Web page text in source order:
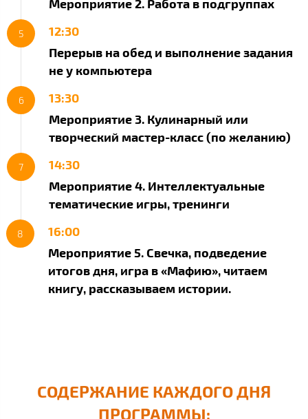
Мероприятие 2. Работа в подгруппах
12:30
Перерыв на обед и выполнение задания
не у компьютера
13:30
Мероприятие 3. Кулинарный или
творческий мастер-класс (по желанию)
14:30
Мероприятие 4. Интеллектуальные
тематические игры, тренинги
16:00
Мероприятие 5. Свечка, подведение
итогов дня, игра в «Мафию», читаем
книгу, рассказываем истории.
СОДЕРЖАНИЕ КАЖДОГО ДНЯ
ПРОГРАММЫ: